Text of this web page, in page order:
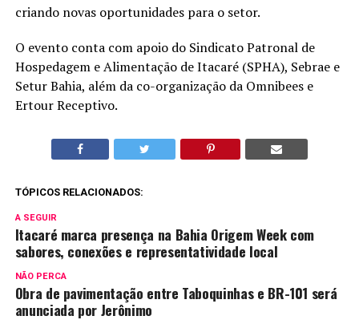
criando novas oportunidades para o setor.
O evento conta com apoio do Sindicato Patronal de
Hospedagem e Alimentação de Itacaré (SPHA), Sebrae e
Setur Bahia, além da co-organização da Omnibees e
Ertour Receptivo.
TÓPICOS RELACIONADOS:
A SEGUIR
Itacaré marca presença na Bahia Origem Week com
sabores, conexões e representatividade local
NÃO PERCA
Obra de pavimentação entre Taboquinhas e BR-101 será
anunciada por Jerônimo